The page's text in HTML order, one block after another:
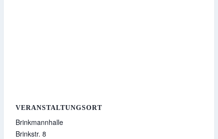
VERANSTALTUNGSORT
Brinkmannhalle
Brinkstr. 8